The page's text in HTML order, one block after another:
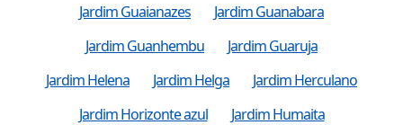
Jardim Guaianazes
Jardim Guanabara
Jardim Guanhembu
Jardim Guaruja
Jardim Helena
Jardim Helga
Jardim Herculano
Jardim Horizonte azul
Jardim Humaita